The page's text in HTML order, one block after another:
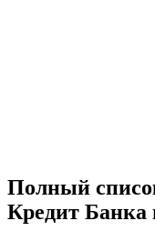
Полный
Кредит Банка